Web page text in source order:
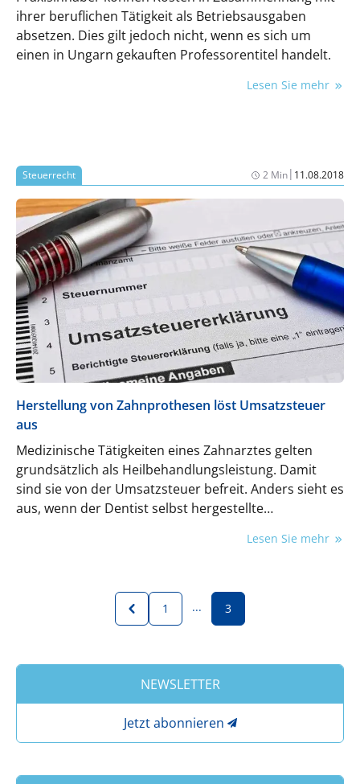
ihrer beruflichen Tätigkeit als Betriebsausgaben
absetzen. Dies gilt jedoch nicht, wenn es sich um
einen in Ungarn gekauften Professorentitel handelt.
Lesen Sie mehr
Steuerrecht 2 Min| 11.08.2018
Herstellung von Zahnprothesen löst Umsatzsteuer
aus
Medizinische Tätigkeiten eines Zahnarztes gelten
grundsätzlich als Heilbehandlungsleistung. Damit
sind sie von der Umsatzsteuer befreit. Anders sieht es
aus, wenn der Dentist selbst hergestellte
Lesen Sie mehr
1 ... 3
NEWSLETTER
Jetzt abonnieren